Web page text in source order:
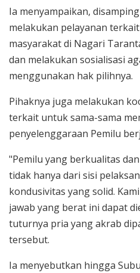
Ia menyampaikan,
melakukan pelayanan
masyarakat di Nagari
dan melakukan sosialisasi
menggunakan hak pilihnya.
Pihaknya juga melakukan
terkait untuk sama-sama
penyelenggaraan Pemilu
"Pemilu yang berkualitas
tidak hanya dari sisi
kondusivitas yang solid.
jawab yang berat ini dapat
tuturnya pria yang akrab
tersebut.
Ia menyebutkan hingga